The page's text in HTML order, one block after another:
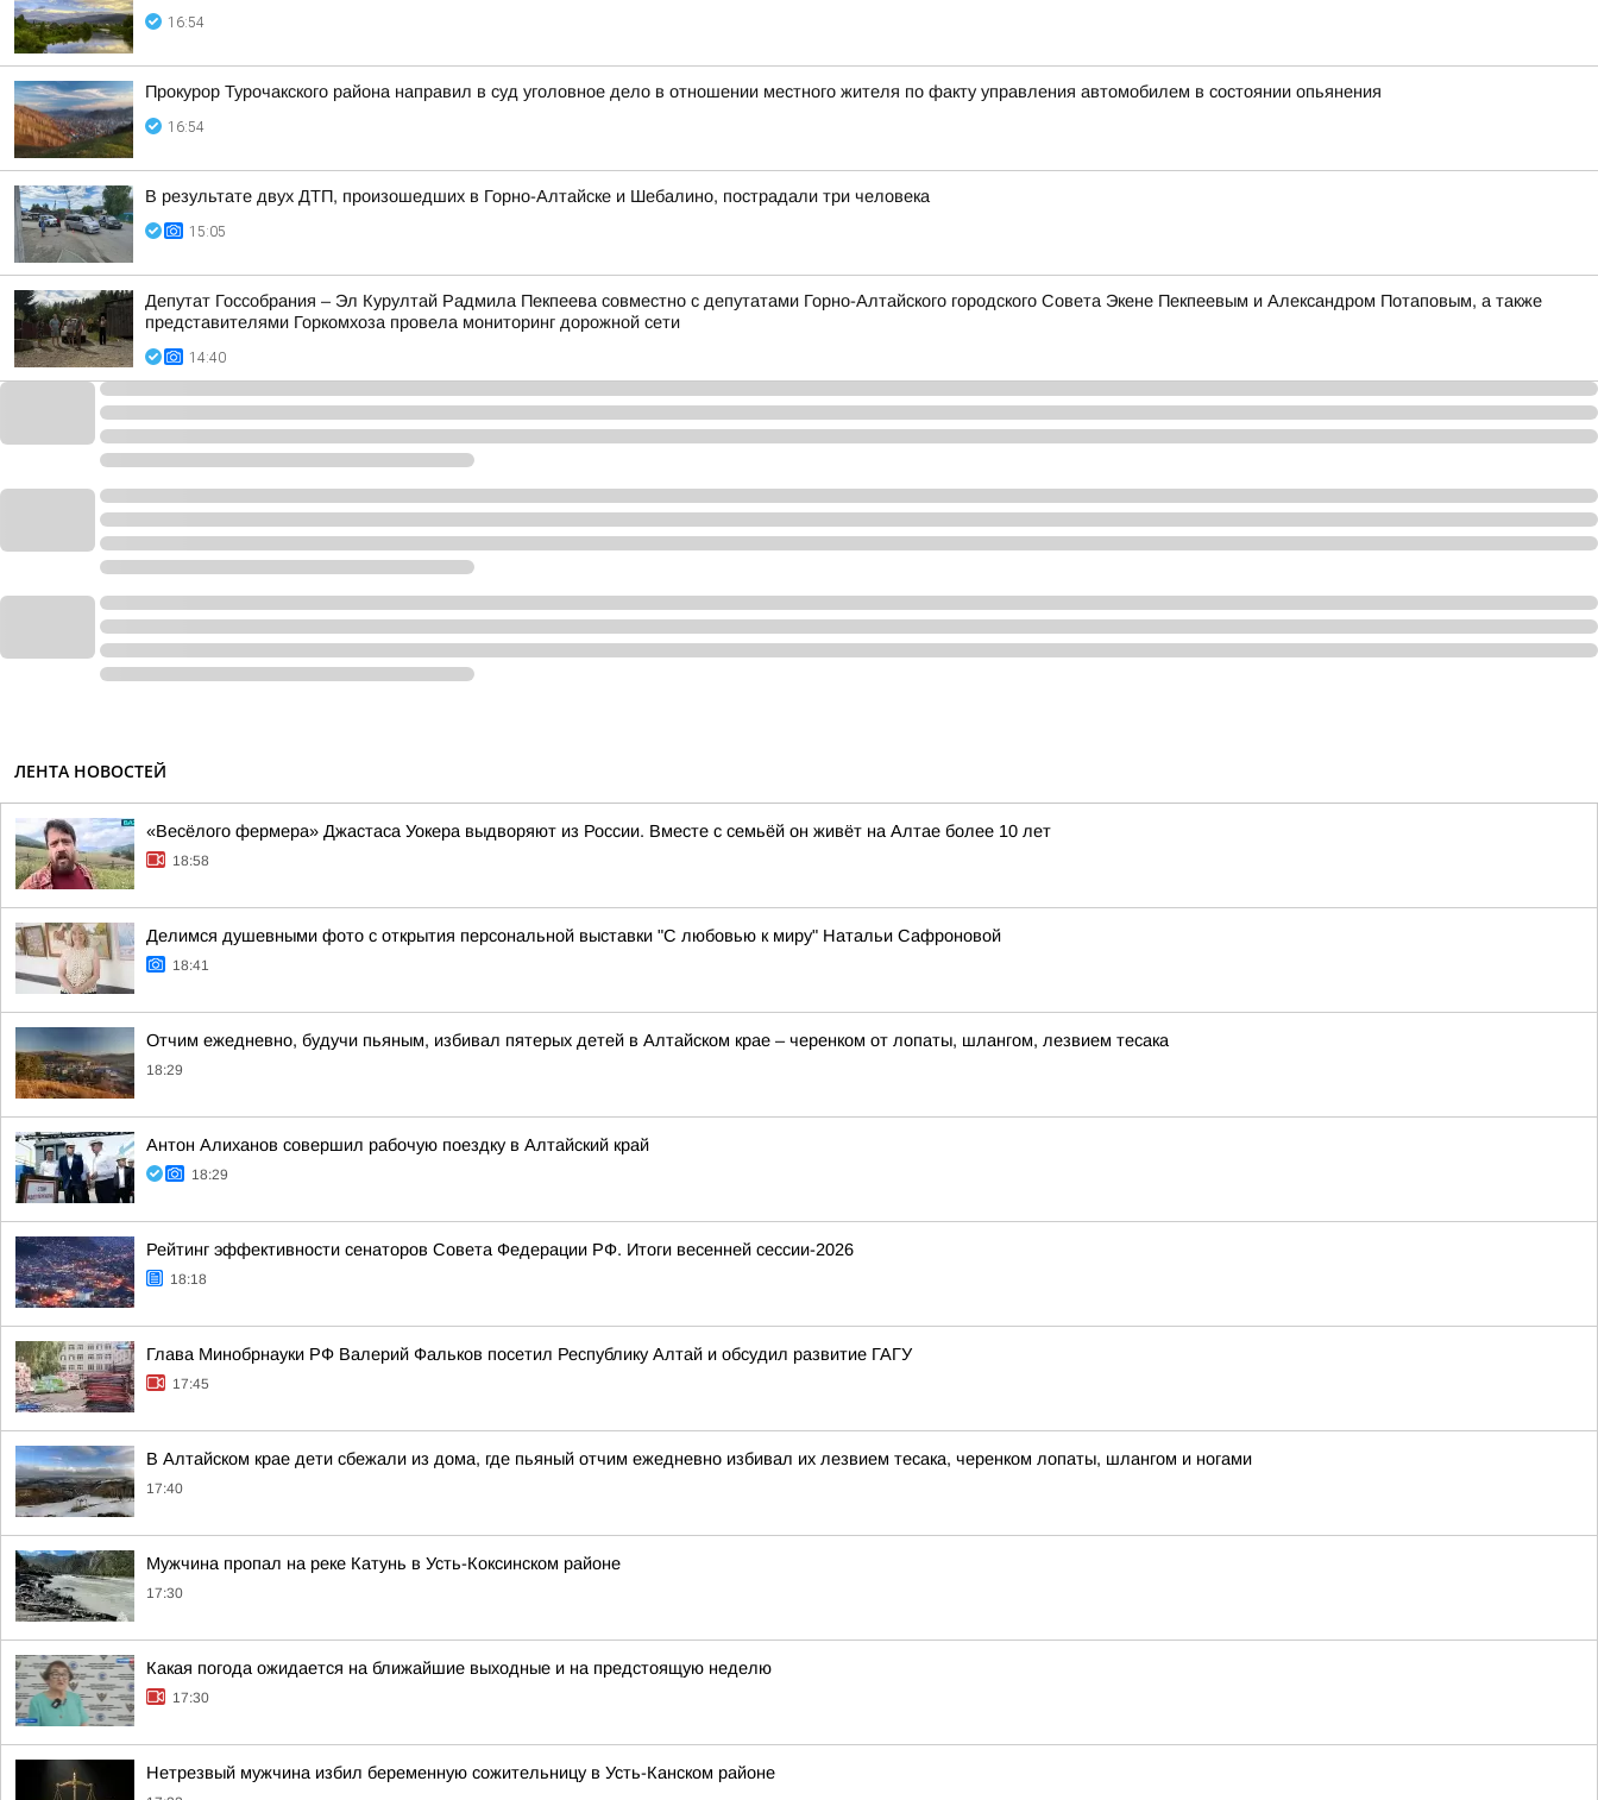
16:54
Прокурор Турочакского района направил в суд уголовное дело в отношении местного жителя по факту управления автомобилем в состоянии опьянения
16:54
В результате двух ДТП, произошедших в Горно-Алтайске и Шебалино, пострадали три человека
15:05
Депутат Госсобрания – Эл Курултай Радмила Пекпеева совместно с депутатами Горно-Алтайского городского Совета Экене Пекпеевым и Александром Потаповым, а также
представителями Горкомхоза провела мониторинг дорожной сети
14:40
ЛЕНТА НОВОСТЕЙ
«Весёлого фермера» Джастаса Уокера выдворяют из России. Вместе с семьёй он живёт на Алтае более 10 лет
18:58
Делимся душевными фото с открытия персональной выставки "С любовью к миру" Натальи Сафроновой
18:41
Отчим ежедневно, будучи пьяным, избивал пятерых детей в Алтайском крае – черенком от лопаты, шлангом, лезвием тесака
18:29
Антон Алиханов совершил рабочую поездку в Алтайский край
18:29
Рейтинг эффективности сенаторов Совета Федерации РФ. Итоги весенней сессии-2026
18:18
Глава Минобрнауки РФ Валерий Фальков посетил Республику Алтай и обсудил развитие ГАГУ
17:45
В Алтайском крае дети сбежали из дома, где пьяный отчим ежедневно избивал их лезвием тесака, черенком лопаты, шлангом и ногами
17:40
Мужчина пропал на реке Катунь в Усть-Коксинском районе
17:30
Какая погода ожидается на ближайшие выходные и на предстоящую неделю
17:30
Нетрезвый мужчина избил беременную сожительницу в Усть-Канском районе